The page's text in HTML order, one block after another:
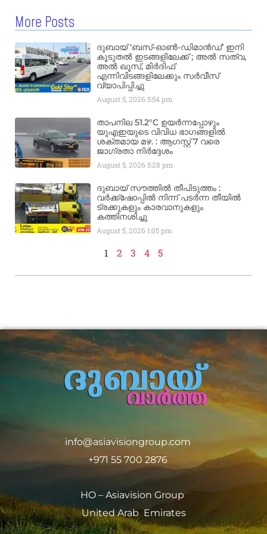
More Posts
ദുബായ് ‘ബസ്-ഓൺ-ഡിമാൻഡ്’ ഇനി
കൂടുതൽ ഇടങ്ങളിലേക്ക് ; അൽ സത്വ,
അൽ ഖൂസ്, മിർദിഫ്
എന്നിവിടങ്ങളിലേക്കും സർവീസ്
വ്യാപിപ്പിച്ചു
August 5, 20265:54 pm
താപനില 51.2°C ഉയർന്നപ്പോഴും
യുഎഇയുടെ വിവിധ ഭാഗങ്ങളിൽ
ശക്തമായ മഴ. : ആഗസ്റ്റ് 7 വരെ
ജാഗ്രതാ നിർദ്ദേശം
August 5, 20265:28 pm
ദുബായ് സൗത്തിൽ തീപിടുത്തം :
വർക്ക്‌ഷോപ്പിൽ നിന്ന് പടർന്ന തീയിൽ
ട്രക്കുകളും കാരവാനുകളും
കത്തിനശിച്ചു
August 5, 2026 1:05 pm
1 2 3 4 5
info@asiavisiongroup.com
+971 55 700 2876
HO – Asiavision Group
United Arab Emirates